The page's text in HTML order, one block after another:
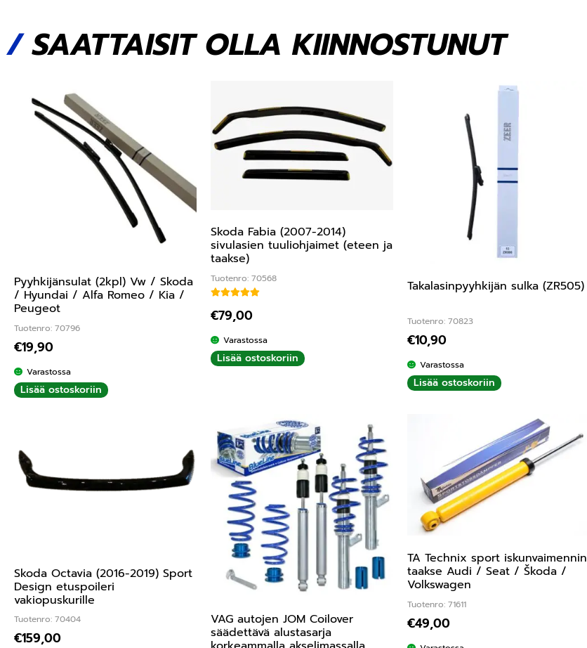
/SAATTAISIT OLLA KIINNOSTUNUT
Pyyhkijänsulat (2kpl) Vw / Skoda
/ Hyundai / Alfa Romeo / Kia /
Peugeot
Tuotenro: 70796
€19,90
Varastossa
Lisää ostoskoriin
Skoda Fabia (2007-2014)
sivulasien tuuliohjaimet (eteen ja
taakse)
Tuotenro: 70568
€79,00
Varastossa
Lisää ostoskoriin
Takalasinpyyhkijän sulka (ZR505)
Tuotenro: 70823
€10,90
Varastossa
Lisää ostoskoriin
Skoda Octavia (2016-2019) Sport
Design etuspoileri
vakiopuskurille
Tuotenro: 70404
€159,00
VAG autojen JOM Coilover
säädettävä alustasarja
TA Technix sport iskunvaimennin
taakse Audi / Seat / Škoda /
Volkswagen
Tuotenro: 71611
€49,00